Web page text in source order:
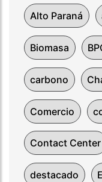
Alto Paraná
Biomasa
carbono
Comercio
Contact Center
destacado